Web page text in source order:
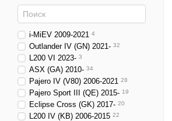
i-MiEV 2009-2021 4
Outlander IV (GN) 2021- 32
L200 VI 2023- 3
ASX (GA) 2010- 34
Pajero IV (V80) 2006-2021 28
Pajero Sport III (QE) 2015- 19
Eclipse Cross (GK) 2017- 20
L200 IV (KB) 2006-2015 22